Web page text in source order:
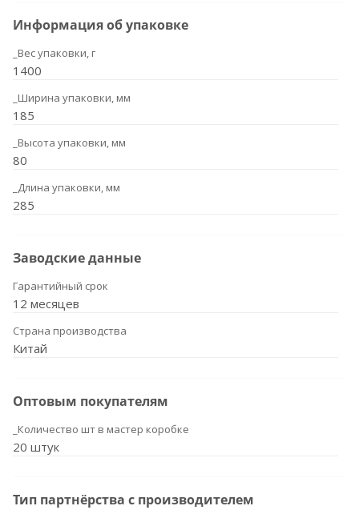
Информация об упаковке
_Вес упаковки, г
1400
_Ширина упаковки, мм
185
_Высота упаковки, мм
80
_Длина упаковки, мм
285
Заводские данные
Гарантийный срок
12 месяцев
Страна производства
Китай
Оптовым покупателям
_Количество шт в мастер коробке
20 штук
Тип партнёрства с производителем